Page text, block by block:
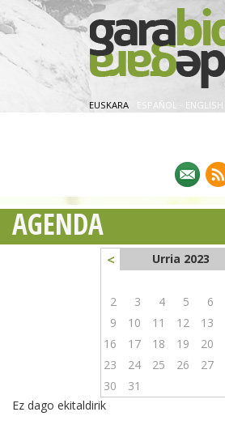
EUSKARA ESPAÑOL · ENGLISH
AGENDA
< Urria 2023
2
3 4 5 6
9
10 11 12 13
16
17 18 19 20
23
24 25 26 27
30
31
Ez dago ekitaldirik